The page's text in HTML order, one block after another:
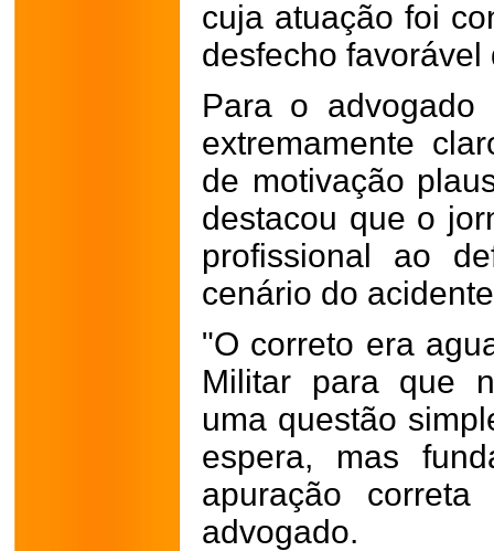
cuja atuação foi
desfecho favorável
Para o
extremamente
de motivação
destacou que o
profissional ao
cenário do
"O correto era
Militar para que
uma questão
espera, mas
apuração
advogado.